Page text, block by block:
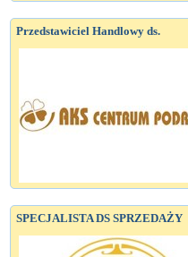
Przedstawiciel Handlowy ds.
SPECJALISTA DS SPRZEDAŻY